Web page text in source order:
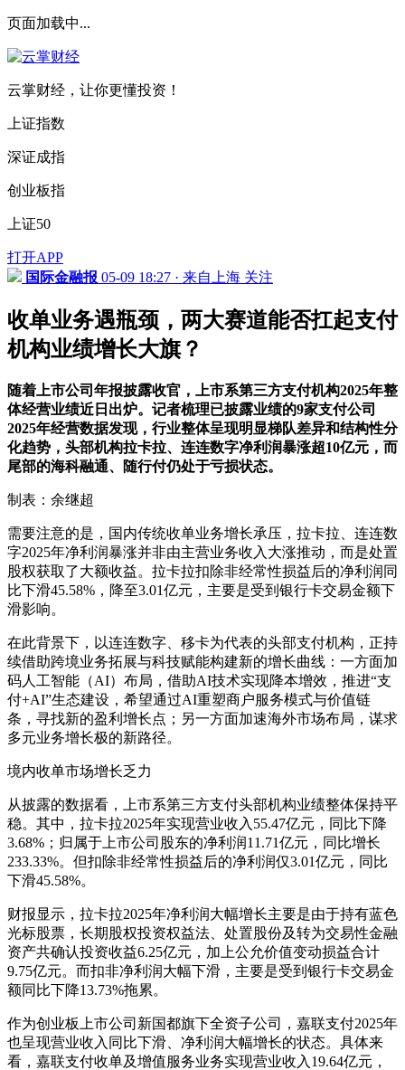
页面加载中...
云掌财经，让你更懂投资！
上证指数
深证成指
创业板指
上证50
打开APP
国际金融报 05-09 18:27 · 来自上海 关注
收单业务遇瓶颈，两大赛道能否扛起支付
机构业绩增长大旗？
随着上市公司年报披露收官，上市系第三方支付机构2025年整
体经营业绩近日出炉。记者梳理已披露业绩的9家支付公司
2025年经营数据发现，行业整体呈现明显梯队差异和结构性分
化趋势，头部机构拉卡拉、连连数字净利润暴涨超10亿元，而
尾部的海科融通、随行付仍处于亏损状态。
制表：余继超
需要注意的是，国内传统收单业务增长承压，拉卡拉、连连数
字2025年净利润暴涨并非由主营业务收入大涨推动，而是处置
股权获取了大额收益。拉卡拉扣除非经常性损益后的净利润同
比下滑45.58%，降至3.01亿元，主要是受到银行卡交易金额下
滑影响。
在此背景下，以连连数字、移卡为代表的头部支付机构，正持
续借助跨境业务拓展与科技赋能构建新的增长曲线：一方面加
码人工智能（AI）布局，借助AI技术实现降本增效，推进“支
付+AI”生态建设，希望通过AI重塑商户服务模式与价值链
条，寻找新的盈利增长点；另一方面加速海外市场布局，谋求
多元业务增长极的新路径。
境内收单市场增长乏力
从披露的数据看，上市系第三方支付头部机构业绩整体保持平
稳。其中，拉卡拉2025年实现营业收入55.47亿元，同比下降
3.68%；归属于上市公司股东的净利润11.71亿元，同比增长
233.33%。但扣除非经常性损益后的净利润仅3.01亿元，同比
下滑45.58%。
财报显示，拉卡拉2025年净利润大幅增长主要是由于持有蓝色
光标股票，长期股权投资权益法、处置股份及转为交易性金融
资产共确认投资收益6.25亿元，加上公允价值变动损益合计
9.75亿元。而扣非净利润大幅下滑，主要是受到银行卡交易金
额同比下降13.73%拖累。
作为创业板上市公司新国都旗下全资子公司，嘉联支付2025年
也呈现营业收入同比下滑、净利润大幅增长的状态。具体来
看，嘉联支付收单及增值服务业务实现营业收入19.64亿元，